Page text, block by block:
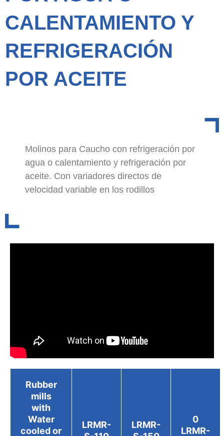
CALENTAMIENTO Y
REFRIGERACIÓN
POR ACEITE
Molinos para Caucho con refrigeración por
agua o calentamiento y refrigeración por
aceite. Con variadores directos de
velocidad variable en los rodillos
Rubber
mills
with
Water
cooled or
LRMR-
LRMR-
0
LRMR-